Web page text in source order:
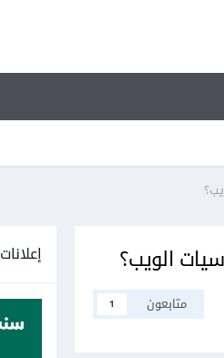
الويب؟
متابعون 1
إعلانات